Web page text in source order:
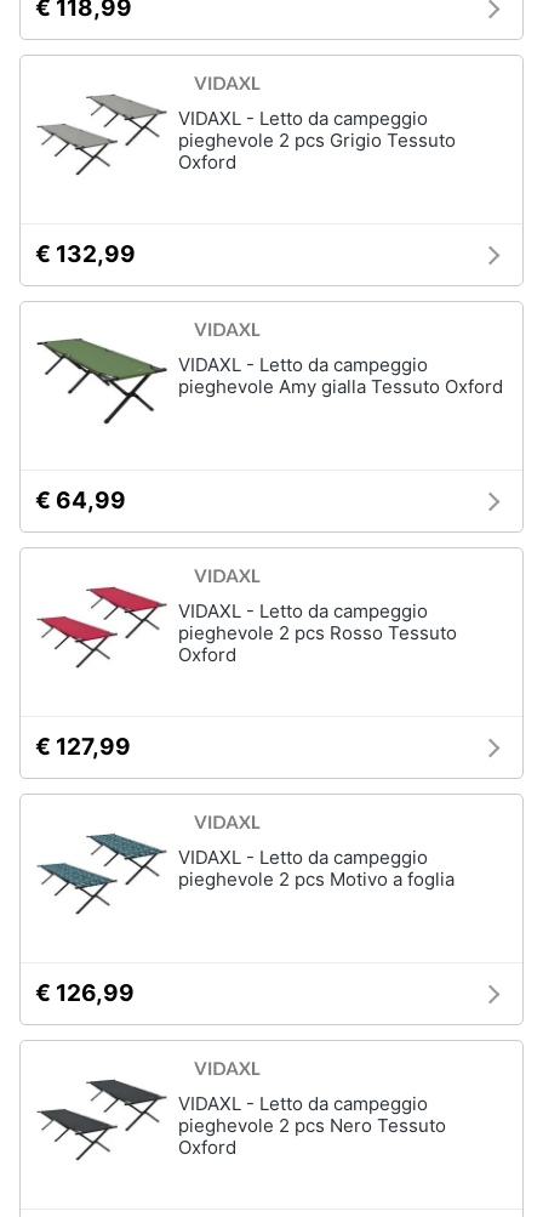
€ 118,99
VIDAXL - Letto da campeggio
pieghevole 2 pcs Grigio Tessuto
Oxford
€ 132,99
VIDAXL - Letto da campeggio
pieghevole Amy gialla Tessuto Oxford
€ 64,99
VIDAXL - Letto da campeggio
pieghevole 2 pcs Rosso Tessuto
Oxford
€ 127,99
VIDAXL - Letto da campeggio
pieghevole 2 pcs Motivo a foglia
€ 126,99
VIDAXL - Letto da campeggio
pieghevole 2 pcs Nero Tessuto
Oxford